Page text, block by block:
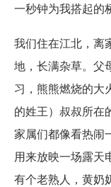
一秒钟为我搭起的
我们住在江北，离
地，长满杂草。父
习，熊熊燃烧的大
的姓王）叔叔所在
家属们都像看热闹
用来放映一场露天
有个老熟人，黄奶